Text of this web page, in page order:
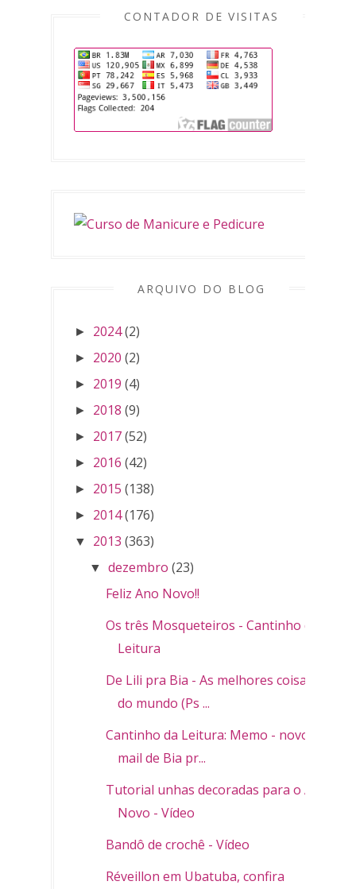
CONTADOR DE VISITAS
ARQUIVO DO BLOG
► 2024(2)
► 2020 (2)
► 2019 (4)
► 2018 (9)
► 2017(52)
► 2016 (42)
► 2015 (138)
► 2014(176)
▼ 2013 (363)
▼ dezembro (23)
Feliz Ano Novo!!
Os três Mosqueteiros - Cantinho da
Leitura
De Lili pra Bia - As melhores coisas
do mundo (Ps ...
Cantinho da Leitura: Memo - novo e-
mail de Bia pr...
Tutorial unhas decoradas para o Ano
Novo - Vídeo
Bandô de crochê - Vídeo
Réveillon em Ubatuba, confira